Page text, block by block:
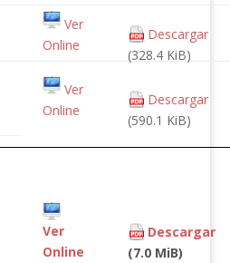
Ver
Online
Descargar
(328.4 KiB)
Ver
Online
Descargar
(590.1 KiB)
Ver
Online
Descargar
(7.0 MiB)